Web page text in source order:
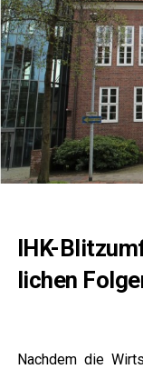
IHK-
li­chen
Nach­dem die